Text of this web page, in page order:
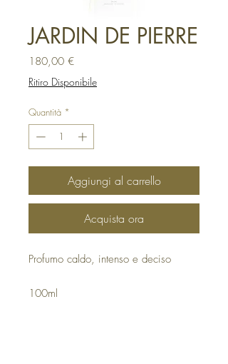
JARDIN DE PIERRE
180,00 €Prezzo
Ritiro Disponibile
Quantità *
Aggiungi al carrello
Acquista ora
Profumo caldo, intenso e deciso
100ml